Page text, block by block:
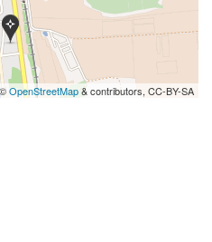
OpenStreetMap& contributors, CC-BY-SA